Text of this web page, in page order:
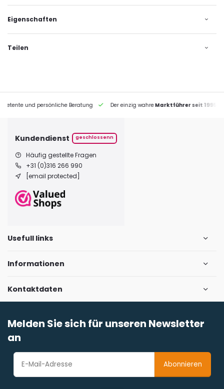
Eigenschaften
Teilen
und persönliche Beratung Der einzig wahreMarktführer seit 1995
Kundendienst geschlossenn
Häufig gestellte Fragen
+31 (0)316 266 990
[email protected]
Usefull links
Informationen
Kontaktdaten
Melden Sie sich für unseren Newsletter
an
Abonnieren